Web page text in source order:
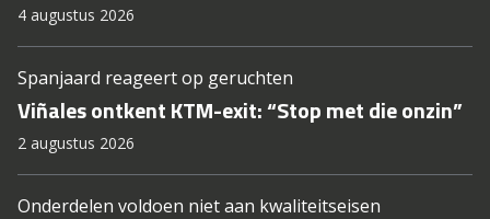
4 augustus 2026
Spanjaard reageert op geruchten
Viñales ontkent KTM-exit: “Stop met die onzin”
2 augustus 2026
Onderdelen voldoen niet aan kwaliteitseisen